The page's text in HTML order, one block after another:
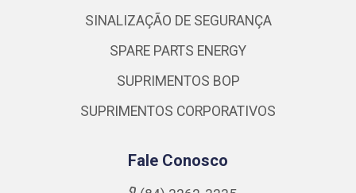
SINALIZAÇÃO DE SEGURANÇA
SPARE PARTS ENERGY
SUPRIMENTOS BOP
SUPRIMENTOS CORPORATIVOS
Fale Conosco